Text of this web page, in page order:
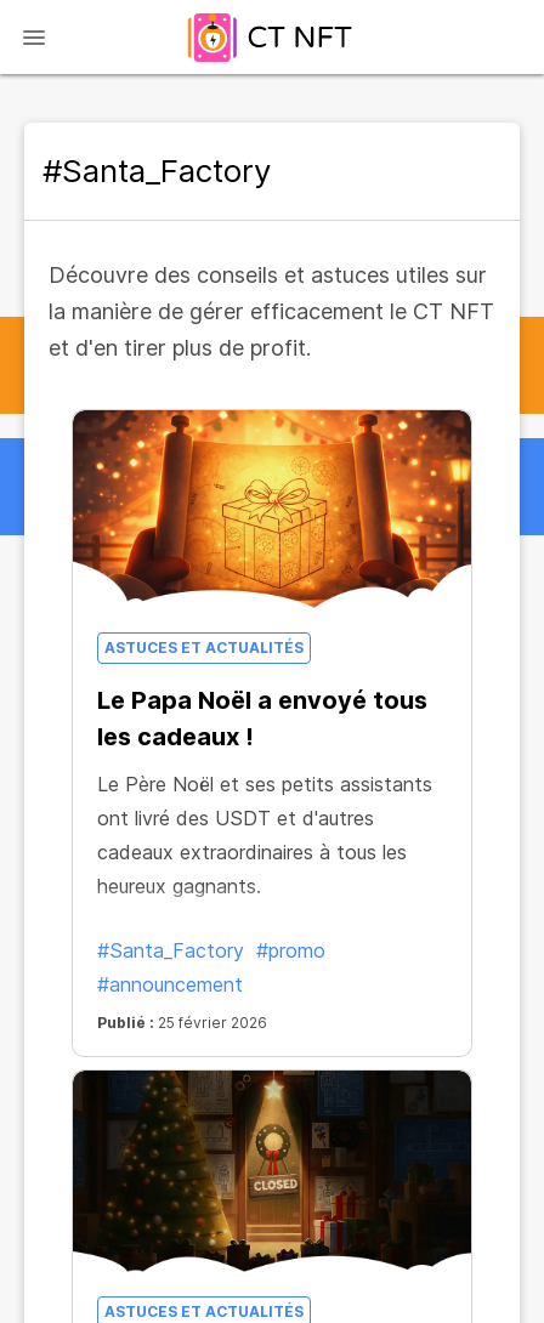
#Santa_Factory
Découvre des conseils et astuces utiles sur
la manière de gérer efficacement le CT NFT
et d'en tirer plus de profit.
ASTUCES ET ACTUALITÉS
Le Papa Noël a envoyé tous
les cadeaux !
Le Père Noël et ses petits assistants
ont livré des USDT et d'autres
cadeaux extraordinaires à tous les
heureux gagnants.
#Santa_Factory #promo
#announcement
Publié : 25 février 2026
ASTUCES ET ACTUALITÉS